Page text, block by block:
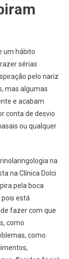
um hábito
sérias
pelo nariz
mas algumas
e acabam
conta de desvio
ou qualquer
na
na Clínica Dolci
pela boca
está
fazer com que
como
como